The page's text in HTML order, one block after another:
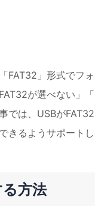
FAT32」形式でフ
が選べない」
では、USBが
るようサポートし
方法